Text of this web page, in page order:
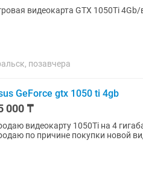
видеокарта GTX 1050Ti
позавчера
GeForce gtx 1050 ti 4gb
000 ₸
видеокарту 1050Ti на 4
по причине покупки новой